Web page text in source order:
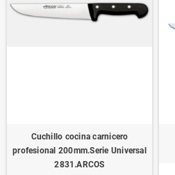
Cuchillo cocina carnicero
profesional 200mm.Serie Universal
2831.ARCOS